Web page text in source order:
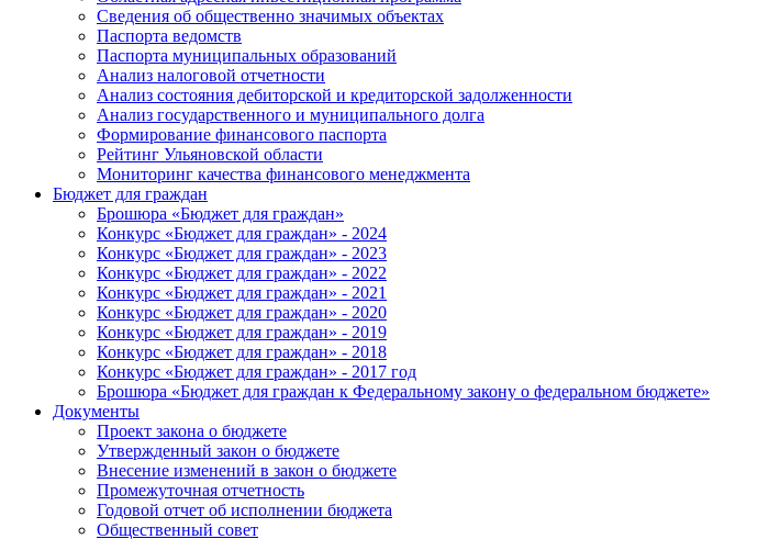
Сведения об общественно значимых объектах
Паспорта ведомств
Паспорта муниципальных образований
Анализ налоговой отчетности
Анализ состояния дебиторской и кредиторской задолженности
Анализ государственного и муниципального долга
Формирование финансового паспорта
Рейтинг Ульяновской области
Мониторинг качества финансового менеджмента
Бюджет для граждан
Брошюра «Бюджет для граждан»
Конкурс «Бюджет для граждан» - 2024
Конкурс «Бюджет для граждан» - 2023
Конкурс «Бюджет для граждан» - 2022
Конкурс «Бюджет для граждан» - 2021
Конкурс «Бюджет для граждан» - 2020
Конкурс «Бюджет для граждан» - 2019
Конкурс «Бюджет для граждан» - 2018
Конкурс «Бюджет для граждан» - 2017 год
Брошюра «Бюджет для граждан к Федеральному закону о федеральном бюджете»
Документы
Проект закона о бюджете
Утвержденный закон о бюджете
Внесение изменений в закон о бюджете
Промежуточная отчетность
Годовой отчет об исполнении бюджета
Общественный совет